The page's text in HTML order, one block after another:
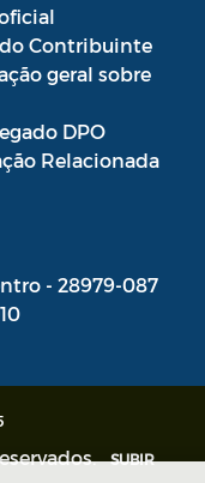
Contribuinte
geral sobre
DPO
Relacionada
- 28979-087
SUBIR